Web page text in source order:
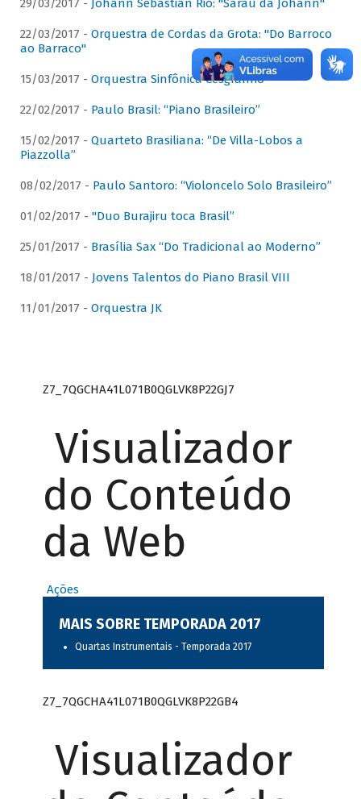
29/03/2017 - Johann Sebastian Rio: "Sarau da Johann"
22/03/2017 - Orquestra de Cordas da Grota: "Do Barroco
ao Barraco"
15/03/2017 - Orquestra Sinfônica Cesgranrio
22/02/2017 - Paulo Brasil: “Piano Brasileiro”
15/02/2017 - Quarteto Brasiliana: “De Villa-Lobos a
Piazzolla”
08/02/2017 - Paulo Santoro: “Violoncelo Solo Brasileiro”
01/02/2017 - "Duo Burajiru toca Brasil”
25/01/2017 - Brasília Sax “Do Tradicional ao Moderno”
18/01/2017 - Jovens Talentos do Piano Brasil VIII
11/01/2017 - Orquestra JK
Z7_7QGCHA41L071B0QGLVK8P22GJ7
Visualizador
do Conteúdo
da Web
Ações
MAIS SOBRE TEMPORADA 2017
Quartas Instrumentais - Temporada 2017
Z7_7QGCHA41L071B0QGLVK8P22GB4
Visualizador